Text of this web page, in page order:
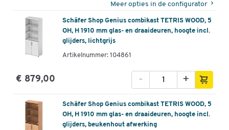
Meer opties in de configurator
Schäfer Shop Genius combikast TETRIS WOOD, 5
OH, H 1910 mm glas- en draaideuren, hoogte incl.
glijders, lichtgrijs
Artikelnummer: 104861
€ 879,00 +
-
Schäfer Shop Genius combikast TETRIS WOOD, 5
OH, H 1910 mm glas- en draaideuren, hoogte incl.
glijders, beukenhout afwerking